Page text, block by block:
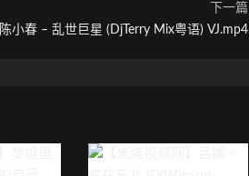
下一篇
陈小春 – 乱世巨星 (DjTerry Mix粤语) VJ.mp4